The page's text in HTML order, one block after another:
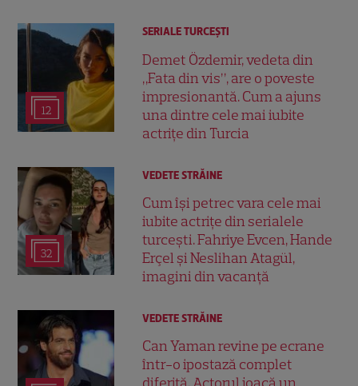
12
SERIALE TURCEŞTI
Demet Özdemir, vedeta din
„Fata din vis”, are o poveste
impresionantă. Cum a ajuns
una dintre cele mai iubite
actrițe din Turcia
32
VEDETE STRĂINE
Cum își petrec vara cele mai
iubite actrițe din serialele
turcești. Fahriye Evcen, Hande
Erçel și Neslihan Atagül,
imagini din vacanță
VEDETE STRĂINE
Can Yaman revine pe ecrane
într-o ipostază complet